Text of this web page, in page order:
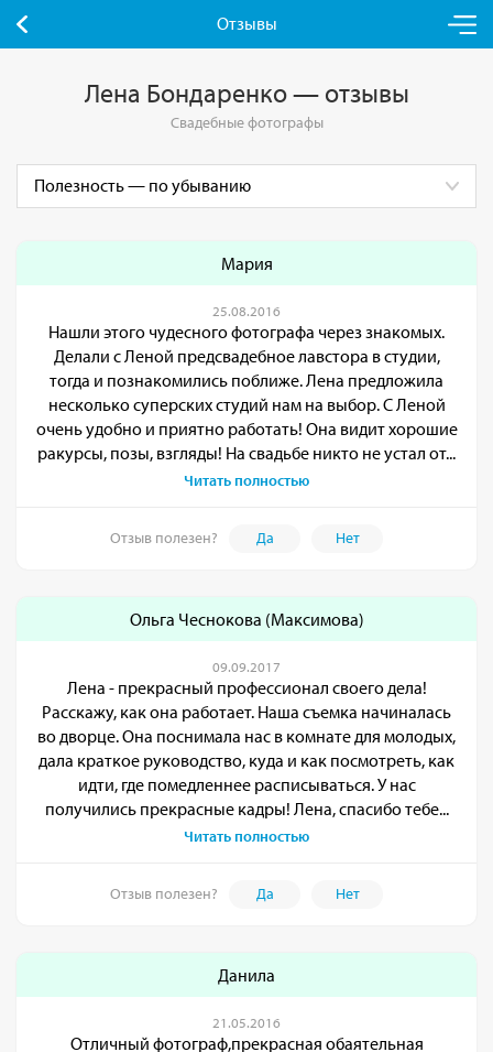
Отзывы
Лена Бондаренко — отзывы
Свадебные фотографы
Мария
25.08.2016
Нашли этого чудесного фотографа через знакомых.
Делали с Леной предсвадебное лавстора в студии,
тогда и познакомились поближе. Лена предложила
несколько суперских студий нам на выбор. С Леной
очень удобно и приятно работать! Она видит хорошие
ракурсы, позы, взгляды! На свадьбе никто не устал от...
Читать полностью
Отзыв полезен? Да Нет
Ольга Чеснокова (Максимова)
09.09.2017
Лена - прекрасный профессионал своего дела!
Расскажу, как она работает. Наша съемка начиналась
во дворце. Она поснимала нас в комнате для молодых,
дала краткое руководство, куда и как посмотреть, как
идти, где помедленнее расписываться. У нас
получились прекрасные кадры! Лена, спасибо тебе...
Читать полностью
Отзыв полезен? Да Нет
Данила
21.05.2016
Отличный фотограф,прекрасная обаятельная